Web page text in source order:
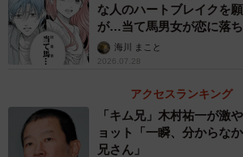
な人のハートブレイクを
が…当て馬男女が恋に落ち
海川 まこと
2026.07.28
アクセスランキング
「キム兄」木村祐一が激
ョット「一瞬、分からな
兄さん」